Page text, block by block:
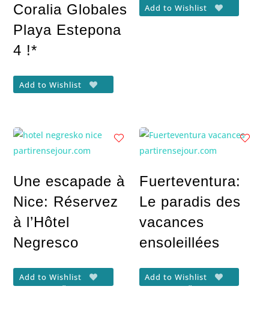
Coralia Globales
Playa Estepona
4 !*
Add to Wishlist
Add to Wishlist
Une escapade à
Nice: Réservez
à l’Hôtel
Negresco
Add to Wishlist
Fuerteventura:
Le paradis des
vacances
ensoleillées
Add to Wishlist